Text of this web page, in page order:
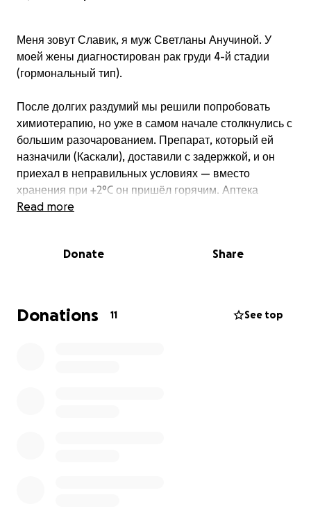
Меня зовут Славик, я муж Светланы Анучиной. У
моей жены диагностирован рак груди 4-й стадии
(гормональный тип).
После долгих раздумий мы решили попробовать
химиотерапию, но уже в самом начале столкнулись с
большим разочарованием. Препарат, который ей
назначили (Каскали), доставили с задержкой, и он
приехал в неправильных условиях — вместо
хранения при +2°C он пришёл горячим. Аптека
отказалась его заменить и сказала, что Светлана всё
может быть отношение к жизни человека.
решение и решили идти другим путём — лечиться
натуральными методами, которые помогают
Read more
Donate Share
Donations 11 See top